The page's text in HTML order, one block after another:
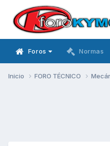
Foros Normas
Inicio FORO TÉCNICO